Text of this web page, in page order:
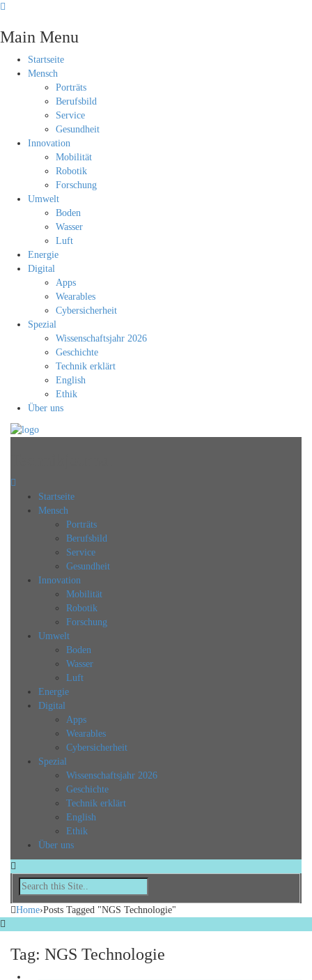
Main Menu
Startseite
Mensch
Porträts
Berufsbild
Service
Gesundheit
Innovation
Mobilität
Robotik
Forschung
Umwelt
Boden
Wasser
Luft
Energie
Digital
Apps
Wearables
Cybersicherheit
Spezial
Wissenschaftsjahr 2026
Geschichte
Technik erklärt
English
Ethik
Über uns
Startseite
Mensch
Porträts
Berufsbild
Service
Gesundheit
Innovation
Mobilität
Robotik
Forschung
Umwelt
Boden
Wasser
Luft
Energie
Digital
Apps
Wearables
Cybersicherheit
Spezial
Wissenschaftsjahr 2026
Geschichte
Technik erklärt
English
Ethik
Über uns
Home›Posts Tagged "NGS Technologie"
Tag: NGS Technologie